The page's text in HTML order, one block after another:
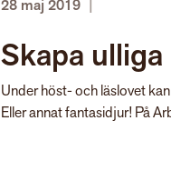
28 maj 2019 |
Skapa
Under höst- och läslovet
Eller annat fantasidjur! På